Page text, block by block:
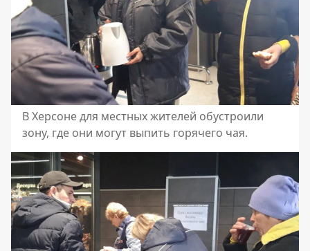
В Херсоне для местных жителей обустроили
зону, где они могут выпить горячего чая.